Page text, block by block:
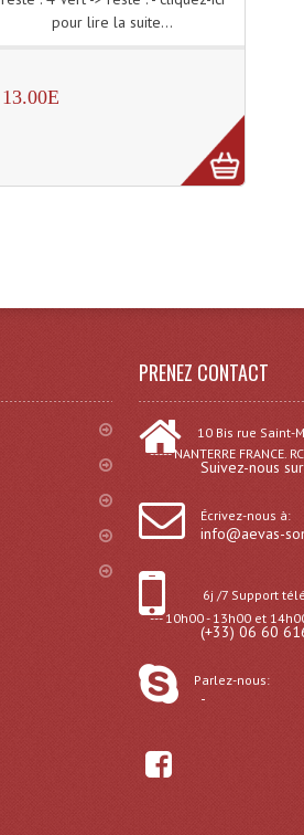
pour lire la suite...
13.00E
PRENEZ CONTACT
10 Bis rue Saint-
----- NANTERRE FRANCE.
Suivez-nous
Écrivez-nous à:
info@aevas-
6j /7 Support
--- 10h00 - 13h00 et
(+33) 06 60
Parlez-nous:
-